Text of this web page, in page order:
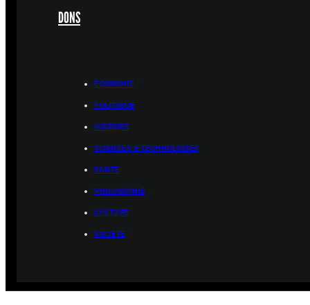
DONS
ÉCONOMIE
POLITIQUE
HISTOIRE
SCIENCES & TECHNOLOGIES
SANTÉ
PHILOSOPHIE
CULTURE
SOCIÉTÉ